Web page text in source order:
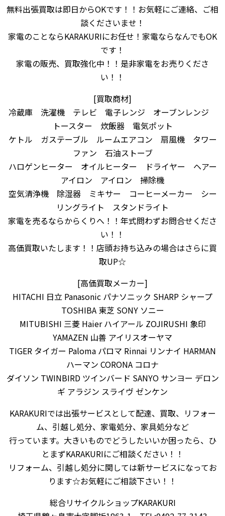
無料出張買取は即日からOKです！！お気軽にご連絡、ご相
談くださいませ！
家電のことならKARAKURIにお任せ！家電ならなんでもOK
です！
家電の販売、買取強化中！！是非家電をお売りくださ
い！！
[買取商材]
冷蔵庫 洗濯機 テレビ 電子レンジ オーブンレンジ
トースター 炊飯器 電気ポット
ケトル ガステーブル ルームエアコン 扇風機 タワー
ファン 石油ストーブ
ハロゲンヒーター オイルヒーター ドライヤー ヘアー
アイロン アイロン 掃除機
空気清浄機 除湿器 ミキサー コーヒーメーカー シー
リングライト スタンドライト
家電を売るならからくりへ！！年式問わずお問合せくださ
い！！
高価買取いたします！！店頭お持ち込みの場合はさらに買
取UP☆
[高価買取メーカー]
HITACHI 日立 Panasonic パナソニック SHARP シャープ
TOSHIBA 東芝 SONY ソニー
MITUBISHI 三菱 Haier ハイアール ZOJIRUSHI 象印
YAMAZEN 山善 アイリスオーヤマ
TIGER タイガー Paloma パロマ Rinnai リンナイ HARMAN
ハーマン CORONA コロナ
ダイソン TWINBIRD ツインバード SANYO サンヨー デロン
ギ アラジン スライヴ ゼンケン
KARAKURIでは出張サービスとして配達、買取、リフォー
ム、引越し処分、家電処分、家具処分など
行っています。大きいものでどうしたいいか困ったら、ひ
とまずKARAKURIにご相談ください！！
リフォーム、引越し処分に関しては新サービスになってお
ります☆お気軽にご相談下さい！！
総合リサイクルショップKARAKURI